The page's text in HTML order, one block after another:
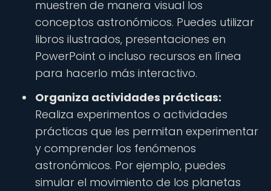
muestren de manera visual los
conceptos astronómicos. Puedes utilizar
libros ilustrados, presentaciones en
PowerPoint o incluso recursos en línea
para hacerlo más interactivo.
Organiza actividades prácticas:
Realiza experimentos o actividades
prácticas que les permitan experimentar
y comprender los fenómenos
astronómicos. Por ejemplo, puedes
simular el movimiento de los planetas